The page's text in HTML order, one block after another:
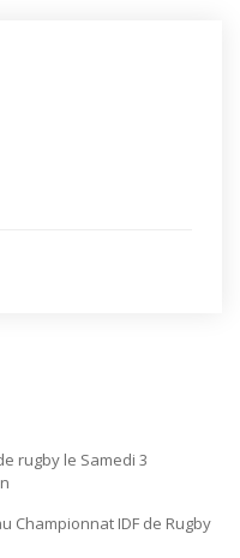
rugby le Samedi 3
Championnat IDF de Rugby